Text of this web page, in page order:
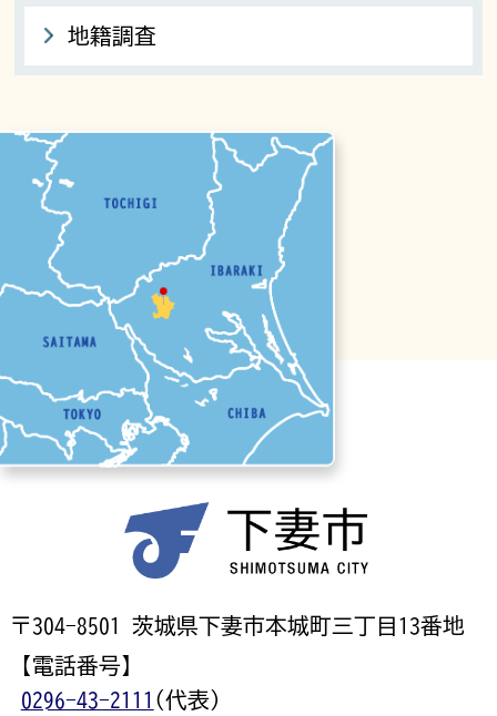
地籍調査
〒304-8501 茨城県下妻市本城町三丁目13番地
【電話番号】
0296-43-2111 (代表)